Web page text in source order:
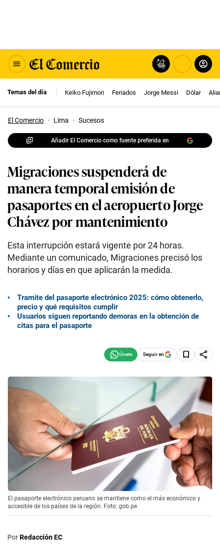
Temas del día Keiko Fujimori Feriados Jorge Messi Dólar
El Comercio · Lima · Sucesos
Añadir El Comercio como fuente preferida en
Migraciones suspenderá de
manera temporal emisión de
pasaportes en el aeropuerto Jorge
Chávez por mantenimiento
Esta interrupción estará vigente por 24 horas.
Mediante un comunicado, Migraciones precisó los
horarios y días en que aplicarán la medida.
Tramite del pasaporte electrónico 2025: cómo obtenerlo,
precio y qué requisitos cumplir
Usuarios siguen reportando demoras en la obtención de
citas para el pasaporte
Seguir en
El pasaporte electrónico peruano se mantiene como el más económico y
accesible de los países de la región. Foto: gob.pe
PorRedacción EC